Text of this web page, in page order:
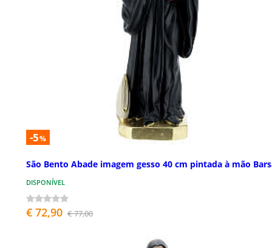
-5%
São Bento Abade imagem gesso 40 cm pintada à mão
DISPONÍVEL
€ 72,90 € 77,00